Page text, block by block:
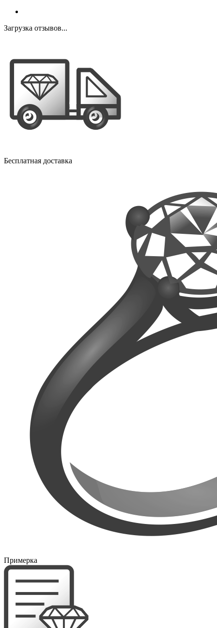
Загрузка отзывов...
Бесплатная доставка
Примерка